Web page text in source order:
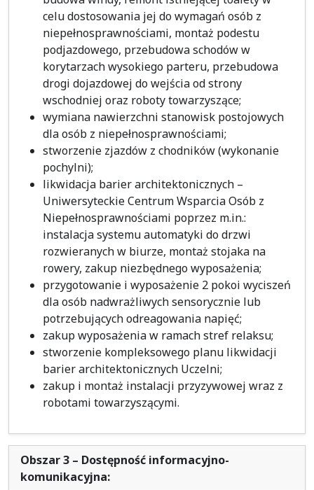
celu dostosowania jej do wymagań osób z
niepełnosprawnościami, montaż podestu
podjazdowego, przebudowa schodów w
korytarzach wysokiego parteru, przebudowa
drogi dojazdowej do wejścia od strony
wschodniej oraz roboty towarzyszące;
wymiana nawierzchni stanowisk postojowych
dla osób z niepełnosprawnościami;
stworzenie zjazdów z chodników (wykonanie
pochylni);
likwidacja barier architektonicznych –
Uniwersyteckie Centrum Wsparcia Osób z
Niepełnosprawnościami poprzez m.in.:
instalacja systemu automatyki do drzwi
rozwieranych w biurze, montaż stojaka na
rowery, zakup niezbędnego wyposażenia;
przygotowanie i wyposażenie 2 pokoi wyciszeń
dla osób nadwrażliwych sensorycznie lub
potrzebujących odreagowania napięć;
zakup wyposażenia w ramach stref relaksu;
stworzenie kompleksowego planu likwidacji
barier architektonicznych Uczelni;
zakup i montaż instalacji przyzywowej wraz z
robotami towarzyszącymi.
Obszar 3 – Dostępność informacyjno-
komunikacyjna: